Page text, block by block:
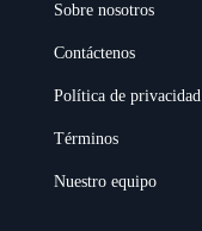
Sobre nosotros
Contáctenos
Política de privacidad
Términos
Nuestro equipo